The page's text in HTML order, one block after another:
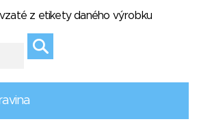
z etikety daného výrobku